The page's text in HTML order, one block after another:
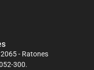
- Ratones
300.